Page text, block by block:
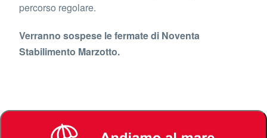
percorso regolare.
Verranno sospese le fermate di Noventa
Stabilimento Marzotto.